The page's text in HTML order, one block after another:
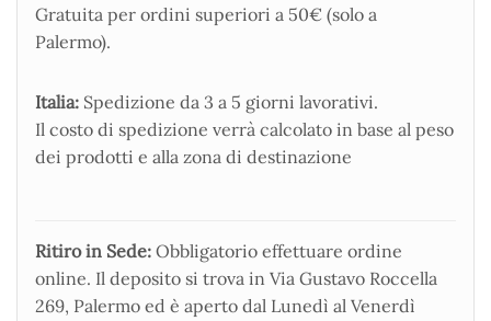
Gratuita per ordini superiori a 50€ (solo a
Palermo).
Italia: Spedizione da 3 a 5 giorni lavorativi.
Il costo di spedizione verrà calcolato in base al peso
dei prodotti e alla zona di destinazione
Ritiro in Sede: Obbligatorio effettuare ordine
online. Il deposito si trova in Via Gustavo Roccella
269, Palermo ed è aperto dal Lunedì al Venerdì